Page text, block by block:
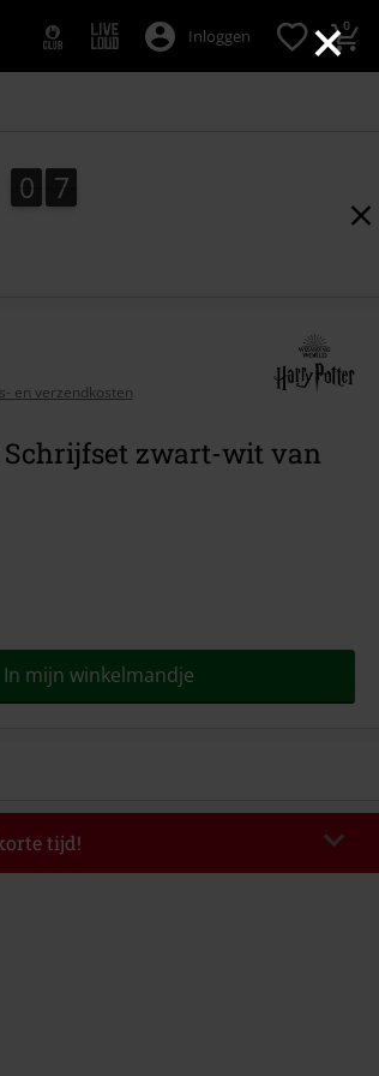
×
Inloggen 0
0
1
0 5
6
5
7
6
en verzendkosten
Schrijfset zwart-wit van
In mijn winkelmandje
tijd!